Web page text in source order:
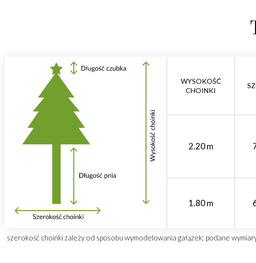
WYSOKOŚĆ
CHOINKI
2.20 m
1.80 m
szerokość choinki zależy od sposobu wymodelowania gałązek; podane